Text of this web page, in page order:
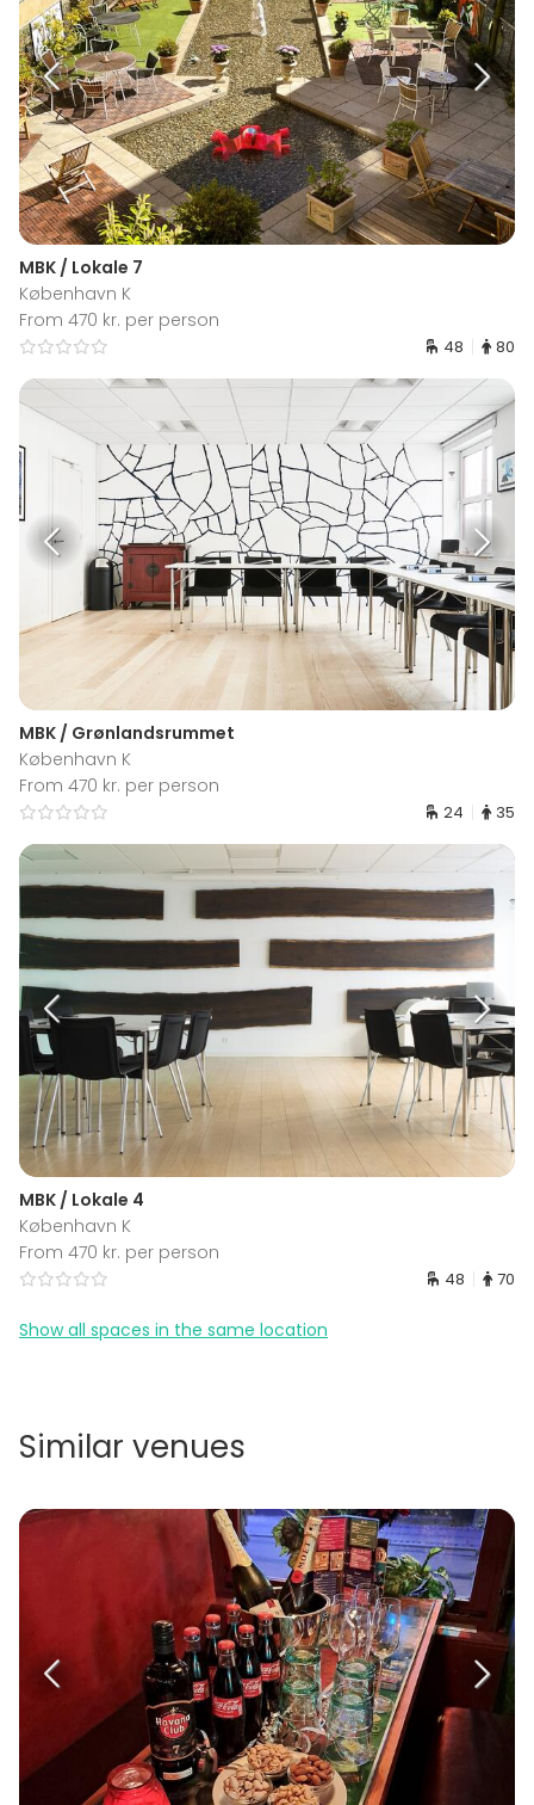
MBK / Lokale 7
København K
From 470 kr. per person
48 80
MBK / Grønlandsrummet
København K
From 470 kr. per person
24 35
MBK / Lokale 4
København K
From 470 kr. per person
48 70
Show all spaces in the same location
Similar venues